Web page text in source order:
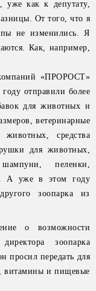
уже как к депутату,
От того, что я
не изменились. Я
Как, например,
«ПРОРОСТ»
отправили более
для животных и
ветеринарные
средства
для животных,
пеленки,
А уже в этом году
зоопарка из
о возможности
зоопарка
просил передать для
витамины и пищевые